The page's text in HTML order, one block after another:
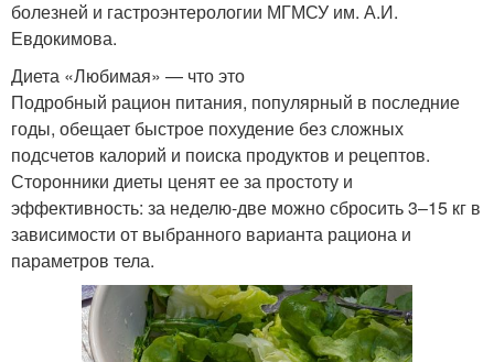
болезней и гастроэнтерологии МГМСУ им. А.И.
Евдокимова.
Диета «Любимая» — что это
Подробный рацион питания, популярный в последние
годы, обещает быстрое похудение без сложных
подсчетов калорий и поиска продуктов и рецептов.
Сторонники диеты ценят ее за простоту и
эффективность: за неделю-две можно сбросить 3–15 кг в
зависимости от выбранного варианта рациона и
параметров тела.